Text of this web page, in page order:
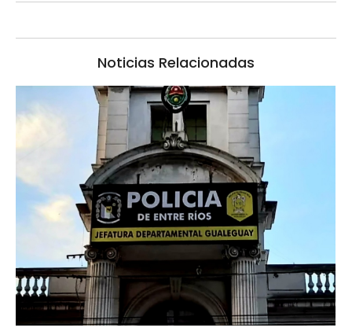
Noticias Relacionadas